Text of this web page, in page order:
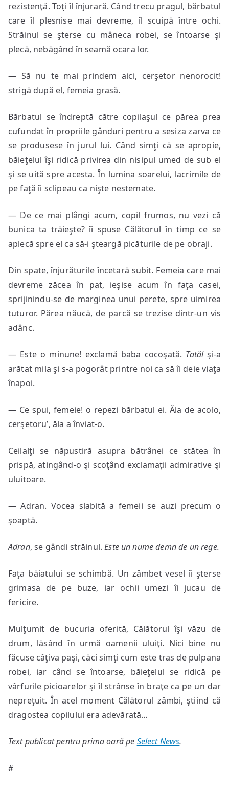
rezistenţă. Toţi îl înjurară. Când trecu pragul, bărbatul
care îl plesnise mai devreme, îl scuipă între ochi.
Străinul se şterse cu mâneca robei, se întoarse şi
plecă, nebăgând în seamă ocara lor.
— Să nu te mai prindem aici, cerşetor nenorocit!
strigă după el, femeia grasă.
Bărbatul se îndreptă către copilaşul ce părea prea
cufundat în propriile gânduri pentru a sesiza zarva ce
se produsese în jurul lui. Când simţi că se apropie,
băieţelul îşi ridică privirea din nisipul umed de sub el
şi se uită spre acesta. În lumina soarelui, lacrimile de
pe faţă îi sclipeau ca nişte nestemate.
— De ce mai plângi acum, copil frumos, nu vezi că
bunica ta trăieşte? îi spuse Călătorul în timp ce se
aplecă spre el ca să-i şteargă picăturile de pe obraji.
Din spate, înjurăturile încetară subit. Femeia care mai
devreme zăcea în pat, ieşise acum în faţa casei,
sprijinindu-se de marginea unui perete, spre uimirea
tuturor. Părea năucă, de parcă se trezise dintr-un vis
adânc.
— Este o minune! exclamă baba cocoşată. Tatălşi-a
arătat mila şi s-a pogorât printre noi ca să îi deie viaţa
înapoi.
— Ce spui, femeie! o repezi bărbatul ei. Ăla de acolo,
cerşetoru’, ăla a înviat-o.
Ceilalţi se năpustiră asupra bătrânei ce stătea în
prispă, atingând-o şi scoţând exclamaţii admirative şi
uluitoare.
— Adran. Vocea slabită a femeii se auzi precum o
şoaptă.
Adran, se gândi străinul.Este un nume demn de un rege.
Faţa băiatului se schimbă. Un zâmbet vesel îi şterse
grimasa de pe buze, iar ochii umezi îi jucau de
fericire.
Mulţumit de bucuria oferită, Călătorul îşi văzu de
drum, lăsând în urmă oamenii uluiţi. Nici bine nu
făcuse câţiva paşi, căci simţi cum este tras de pulpana
robei, iar când se întoarse, băieţelul se ridică pe
vârfurile picioarelor şi îl strânse în braţe ca pe un dar
nepreţuit. În acel moment Călătorul zâmbi, ştiind că
dragostea copilului era adevărată…
Text publicat pentru prima oară pe Select News.
#